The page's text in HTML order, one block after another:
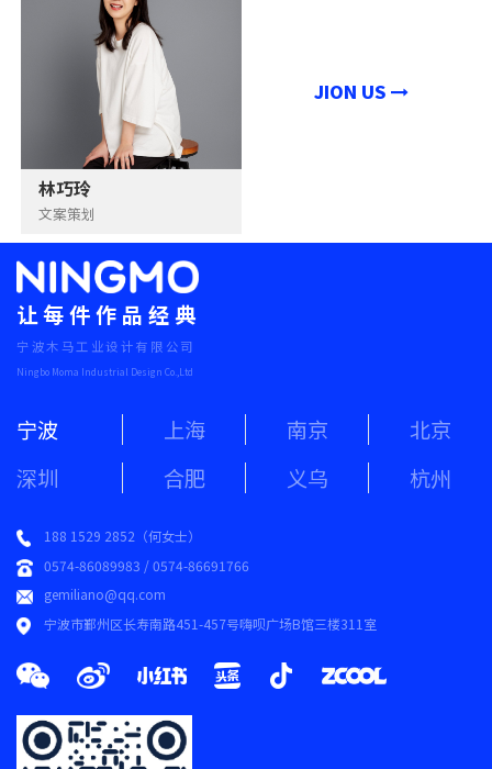
林巧玲
文案策划
JION US
让每件作品经典
宁波木马工业设计有限公司
Ningbo Moma Industrial Design Co.,Ltd
宁波 上海 南京
北京
深圳
合肥 义乌 杭州
188 1529 2852（何女士）
0574-86089983 / 0574-86691766
gemiliano@qq.com
宁波市鄞州区长寿南路451-457号嗨呗广场B馆三楼311室